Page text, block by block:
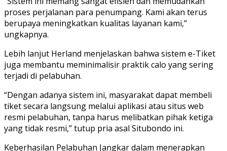
proses perjalanan para penumpang. Kami akan terus
berupaya meningkatkan kualitas layanan kami,”
ungkapnya.
Lebih lanjut Herland menjelaskan bahwa sistem e-Tiket
juga membantu meminimalisir praktik calo yang sering
terjadi di pelabuhan.
“Dengan adanya sistem ini, masyarakat dapat membeli
tiket secara langsung melalui aplikasi atau situs web
resmi pelabuhan, tanpa harus melibatkan pihak ketiga
yang tidak resmi,” tutup pria asal Situbondo ini.
Keberhasilan Pelabuhan Jangkar dalam menerapkan